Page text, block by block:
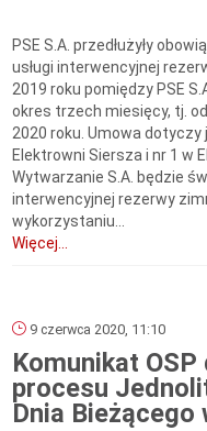
PSE S.A. przedłużyły
usługi interwencyjnej
2019 roku pomiędzy PSE
okres trzech miesięcy, tj.
2020 roku. Umowa
Elektrowni Siersza i nr 1 w
Wytwarzanie S.A. będzie
interwencyjnej rezerwy
wykorzystaniu...
Więcej...
9 czerwca 2020, 11:10
Komunikat
procesu
Dnia Bieżącego